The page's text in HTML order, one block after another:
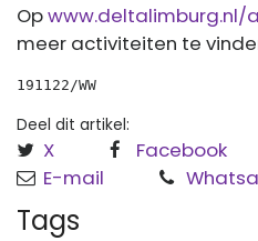
Opwww.deltalimburg.nl/
meer activiteiten te
191122/WW
Deel dit artikel:
X Facebook
E-mail
Tags